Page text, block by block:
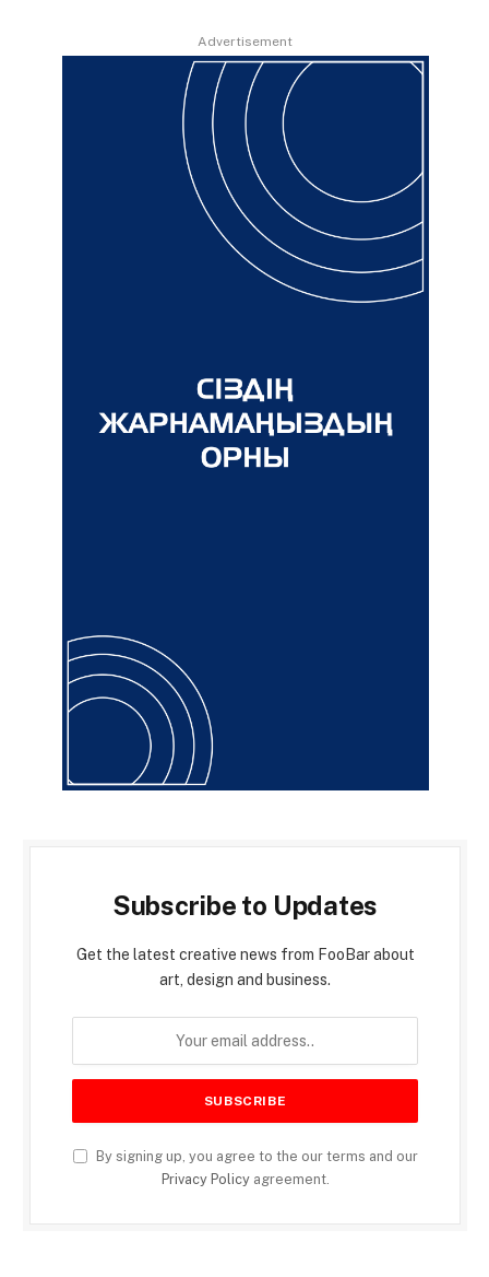
Advertisement
Subscribe to Updates
Get the latest creative news from FooBar about
art, design and business.
By signing up, you agree to the our terms and our
Privacy Policyagreement.